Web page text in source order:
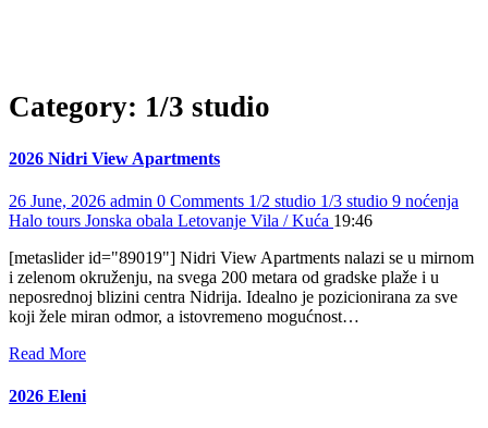
Category: 1/3 studio
2026 Nidri View Apartments
26 June, 2026 admin 0 Comments 1/2 studio 1/3 studio 9 noćenja
Halo tours Jonska obala Letovanje Vila / Kuća 19:46
[metaslider id="89019"] Nidri View Apartments nalazi se u mirnom
i zelenom okruženju, na svega 200 metara od gradske plaže i u
neposrednoj blizini centra Nidrija. Idealno je pozicionirana za sve
koji žele miran odmor, a istovremeno mogućnost…
Read More
2026 Eleni